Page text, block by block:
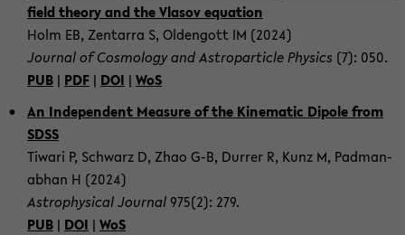
field theo­ry and the Vlas­ov equa­ti­on
Holm EB, Zen­tar­ra S, Old­en­gott IM (2024)
Jour­nal of Cos­mo­lo­gy and As­tro­par­ti­cle Phy­sics (7): 050.
PUB | PDF | DOI | WoS
An In­de­pen­dent Me­a­su­re of the Ki­ne­ma­tic Di­po­le from
SDSS
Ti­wa­ri P, Schwarz D, Zhao G-B, Dur­rer R, Kunz M, Pad­man­
ab­han H (2024)
As­tro­phy­si­cal Jour­nal 975(2): 279.
PUB | DOI | WoS